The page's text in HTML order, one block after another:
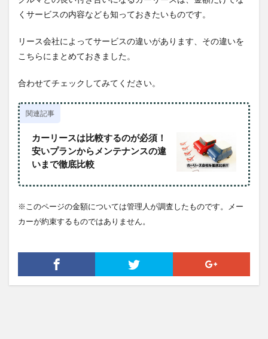
くサービスの内容なども知っておきたいものです。
リース会社によってサービスの違いがあります、その違いを
こちらにまとめておきました。
合わせてチェックしてみてください。
関連記事
カーリースは比較するのが必須！
安いプランからメンテナンスの違
いまで徹底比較
※このページの金額については管理人が調査したものです。メー
カーが約束するものではありません。